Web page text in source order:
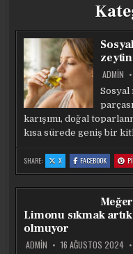
ADMIN
Sosyal
karışımı, doğal
kısa sürede geniş bir
SHARE: X:
SOSYAL
MEDYADA
ÇIKAN
LIMON
KARIŞIMI
FACEBOOK:
SOSYAL
MEDYADA
ÇIKAN
VE
LIMON
KARIŞIMI
Limonu sıkmak
olmuyor
ADMIN 16 AĞUSTOS 2024